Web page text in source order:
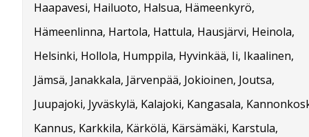
Haapavesi, Hailuoto, Halsua, Hämeenkyrö,
Hämeenlinna, Hartola, Hattula, Hausjärvi, Heinola,
Helsinki, Hollola, Humppila, Hyvinkää, Ii, Ikaalinen,
Jämsä, Janakkala, Järvenpää, Jokioinen, Joutsa,
Juupajoki, Jyväskylä, Kalajoki, Kangasala,
Kannus, Karkkila, Kärkölä, Kärsämäki, Karstula,